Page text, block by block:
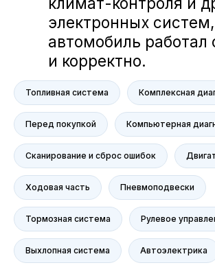
Топливная система Комплексная
Перед покупкой Компьютерная
Сканирование и сброс ошибок
Ходовая часть Пневмоподвески
Тормозная система Рулевое
Выхлопная система Автоэлектрика
Сервис
Сервис Nissan
Сервис Mercedes-Benz
Сервис BMW
Сервис Porsche
Сервис Voyah
Сервис AITO SERES
Сервис Volkswagen
Voyah
M-Hero
AITO SERES
Nissan
Haval
Evolute